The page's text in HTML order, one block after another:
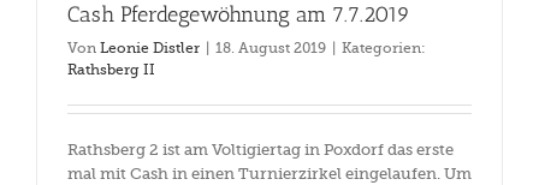
Cash Pferdegewöhnung am 7.7.2019
Von Leonie Distler 18. August 2019
Kategorien:
Rathsberg II
Rathsberg 2 ist am Voltigiertag in Poxdorf das erste
mal mit Cash in einen Turnierzirkel eingelaufen. Um